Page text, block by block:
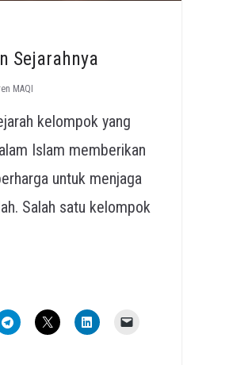
Sejarahnya
MAQI
kelompok yang
Islam memberikan
untuk menjaga
Salah satu kelompok